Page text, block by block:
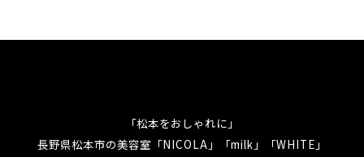
「松本をおしゃれに」
長野県松本市の美容室「NICOLA」「milk」「WHITE」